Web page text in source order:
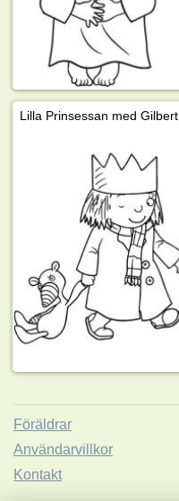
Lilla Prinsessan med Gilbert
Föräldrar
Användarvillkor
Kontakt